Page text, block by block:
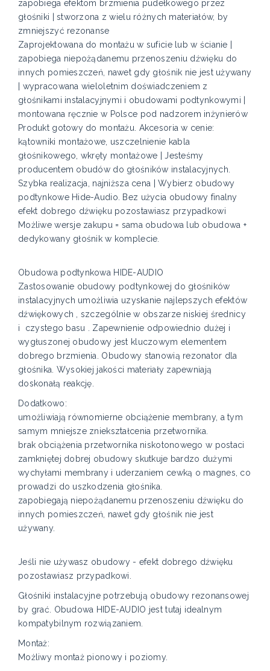
zapobiega efektom brzmienia pudełkowego przez
głośniki | stworzona z wielu różnych materiałów, by
zmniejszyć rezonanse
Zaprojektowana do montażu w suficie lub w ścianie |
zapobiega niepożądanemu przenoszeniu dźwięku do
innych pomieszczeń, nawet gdy głośnik nie jest używany
| wypracowana wieloletnim doświadczeniem z
głośnikami instalacyjnymi i obudowami podtynkowymi |
montowana ręcznie w Polsce pod nadzorem inżynierów
Produkt gotowy do montażu. Akcesoria w cenie:
kątowniki montażowe, uszczelnienie kabla
głośnikowego, wkręty montażowe | Jesteśmy
producentem obudów do głośników instalacyjnych.
Szybka realizacja, najniższa cena | Wybierz obudowy
podtynkowe Hide-Audio. Bez użycia obudowy finalny
efekt dobrego dźwięku pozostawiasz przypadkowi
Możliwe wersje zakupu = sama obudowa lub obudowa +
dedykowany głośnik w komplecie.
Obudowa podtynkowa HIDE-AUDIO
Zastosowanie obudowy podtynkowej do głośników
instalacyjnych umożliwia uzyskanie najlepszych efektów
dźwiękowych , szczególnie w obszarze niskiej średnicy
i czystego basu . Zapewnienie odpowiednio dużej i
wygłuszonej obudowy jest kluczowym elementem
dobrego brzmienia. Obudowy stanowią rezonator dla
głośnika. Wysokiej jakości materiały zapewniają
doskonałą reakcję.
Dodatkowo:
umożliwiają równomierne obciążenie membrany, a tym
samym mniejsze zniekształcenia przetwornika.
brak obciążenia przetwornika niskotonowego w postaci
zamkniętej dobrej obudowy skutkuje bardzo dużymi
wychyłami membrany i uderzaniem cewką o magnes, co
prowadzi do uszkodzenia głośnika.
zapobiegają niepożądanemu przenoszeniu dźwięku do
innych pomieszczeń, nawet gdy głośnik nie jest
używany.
Jeśli nie używasz obudowy - efekt dobrego dźwięku
pozostawiasz przypadkowi.
Głośniki instalacyjne potrzebują obudowy rezonansowej
by grać. Obudowa HIDE-AUDIO jest tutaj idealnym
kompatybilnym rozwiązaniem.
Montaż:
Możliwy montaż pionowy i poziomy.